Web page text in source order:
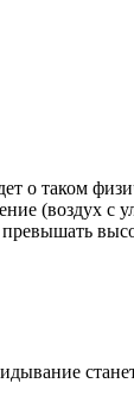
о таком
(воздух с